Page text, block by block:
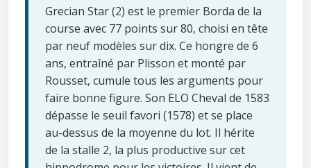
Grecian Star (2) est le premier Borda de la
course avec 77 points sur 80, choisi en tête
par neuf modèles sur dix. Ce hongre de 6
ans, entraîné par Plisson et monté par
Rousset, cumule tous les arguments pour
faire bonne figure. Son ELO Cheval de 1583
dépasse le seuil favori (1578) et se place
au-dessus de la moyenne du lot. Il hérite
de la stalle 2, la plus productive sur cet